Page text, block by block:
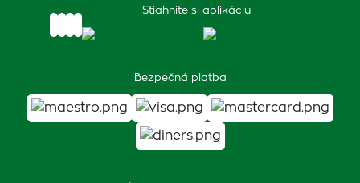
Stiahnite si aplikáciu
Bezpečná platba